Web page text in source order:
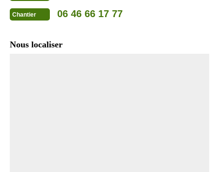
Chantier 06 46 66 17 77
Nous localiser